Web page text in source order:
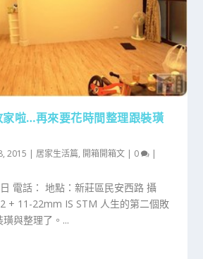
啦…再來要花時間整理跟裝璜
2015 | 居家生活篇, 開箱開箱文 | 0 |
電話： 地點：新莊區民安西路 攝
+ 11-22mm IS STM 人生的第二個敗
與整理了。...